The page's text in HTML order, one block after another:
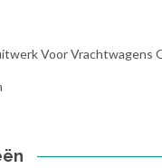
Voor Vrachtwagens